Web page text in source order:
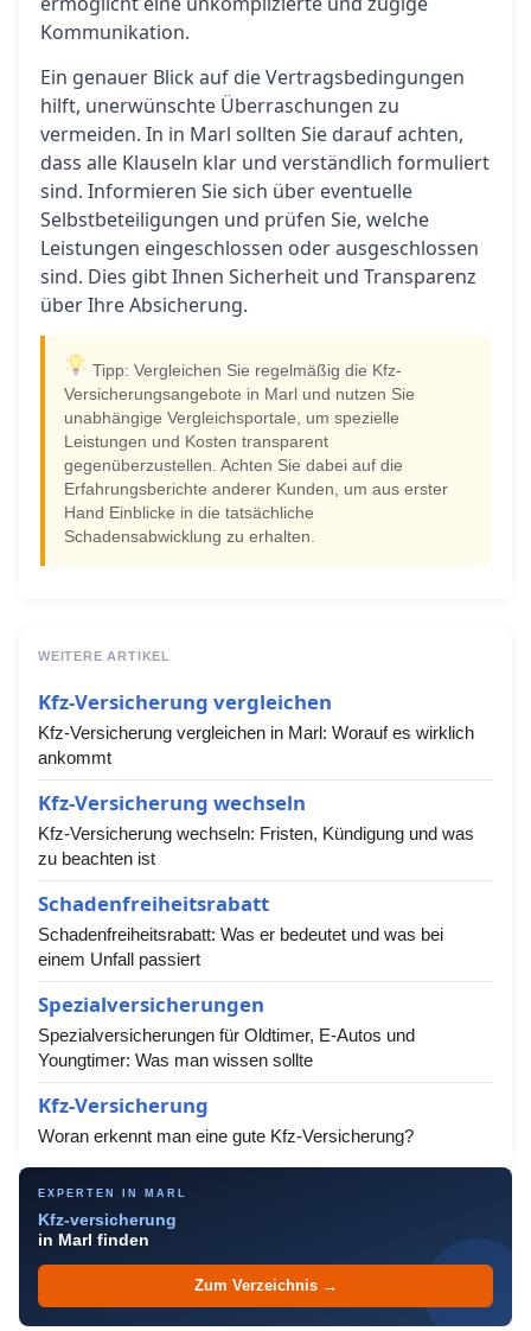
Kommunikation.
Ein genauer Blick auf die Vertragsbedingungen
hilft, unerwünschte Überraschungen zu
vermeiden. In in Marl sollten Sie darauf achten,
dass alle Klauseln klar und verständlich formuliert
sind. Informieren Sie sich über eventuelle
Selbstbeteiligungen und prüfen Sie, welche
Leistungen eingeschlossen oder ausgeschlossen
sind. Dies gibt Ihnen Sicherheit und Transparenz
über Ihre Absicherung.
Tipp: Vergleichen Sie regelmäßig die Kfz-
Versicherungsangebote in Marl und nutzen Sie
unabhängige Vergleichsportale, um spezielle
Leistungen und Kosten transparent
gegenüberzustellen. Achten Sie dabei auf die
Erfahrungsberichte anderer Kunden, um aus erster
Hand Einblicke in die tatsächliche
Schadensabwicklung zu erhalten.
WEITERE ARTIKEL
Kfz-Versicherung vergleichen
Kfz-Versicherung vergleichen in Marl: Worauf es wirklich
ankommt
Kfz-Versicherung wechseln
Kfz-Versicherung wechseln: Fristen, Kündigung und was
zu beachten ist
Schadenfreiheitsrabatt
Schadenfreiheitsrabatt: Was er bedeutet und was bei
einem Unfall passiert
Spezialversicherungen
Spezialversicherungen für Oldtimer, E-Autos und
Youngtimer: Was man wissen sollte
Kfz-Versicherung
Woran erkennt man eine gute Kfz-Versicherung?
EXPERTEN IN MARL
Kfz-versicherung
in Marl finden
Zum Verzeichnis →